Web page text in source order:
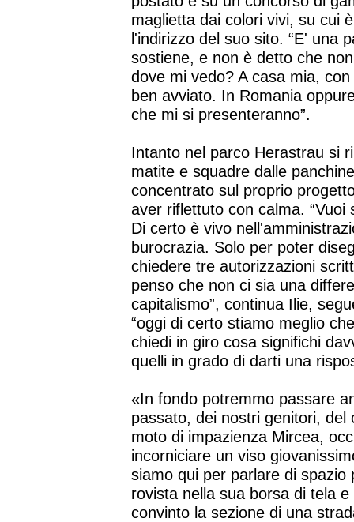
maglietta dai colori vivi, su cui
l'indirizzo del suo sito. “E' una
sostiene, e non è detto che
dove mi vedo? A casa mia,
ben avviato. In Romania
che mi si presenteranno”.
Intanto nel parco Herastrau si
matite e squadre dalle
concentrato sul proprio
aver riflettuto con calma.
Di certo è vivo
burocrazia. Solo per poter
chiedere tre autorizzazioni
penso che non ci sia una
capitalismo”, continua Ilie,
“oggi di certo stiamo meglio
chiedi in giro cosa significhi
quelli in grado di darti una
«In fondo potremmo passare
passato, dei nostri genitori, del
moto di impazienza Mircea,
incorniciare un viso
siamo qui per parlare di spazio
rovista nella sua borsa di tela
convinto la sezione di una